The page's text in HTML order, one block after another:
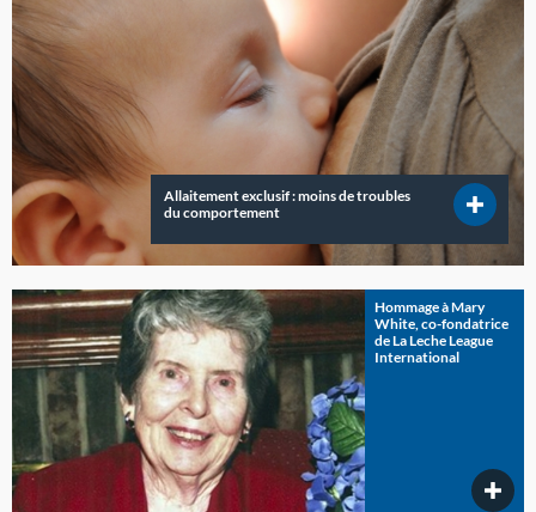
Allaitement exclusif : moins de troubles
du comportement
Hommage à Mary
White, co-fondatrice
de La Leche League
International